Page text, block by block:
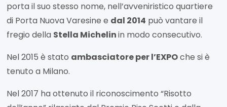
porta il suo stesso nome, nell’avveniristico quartiere
di Porta Nuova Varesine e dal 2014 può vantare il
fregio della Stella Michelinin modo consecutivo.
Nel 2015 è stato ambasciatore per l’EXPOche si è
tenuto a Milano.
Nel 2017 ha ottenuto il riconoscimento “Risotto